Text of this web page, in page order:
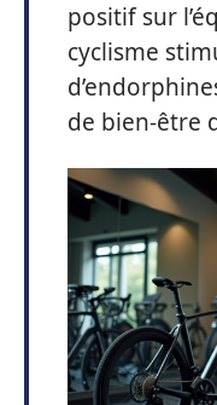
positif sur
cyclisme
de bien-être